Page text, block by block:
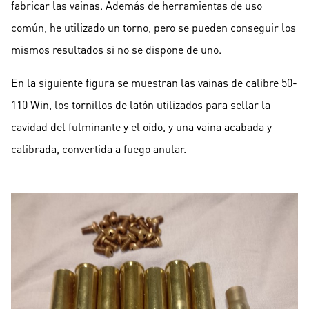
fabricar las vainas. Además de herramientas de uso
común, he utilizado un torno, pero se pueden conseguir los
mismos resultados si no se dispone de uno.
En la siguiente figura se muestran las vainas de calibre 50-
110 Win, los tornillos de latón utilizados para sellar la
cavidad del fulminante y el oído, y una vaina acabada y
calibrada, convertida a fuego anular.